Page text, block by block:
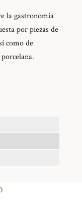
la gastronomía
por piezas de
como de